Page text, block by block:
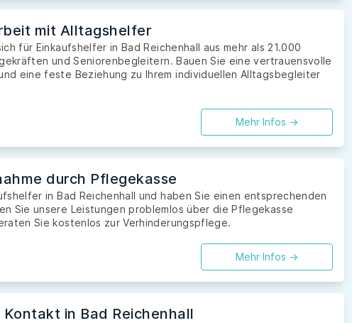
mit Alltagshelfer
für Einkaufshelfer in Bad Reichenhall aus mehr als 21.000
und Seniorenbegleitern. Bauen Sie eine vertrauensvolle
eine feste Beziehung zu Ihrem individuellen Alltagsbegleiter
Mehr Infos ->
durch Pflegekasse
in Bad Reichenhall und haben Sie einen entsprechenden
Sie unsere Leistungen problemlos über die Pflegekasse
Sie kostenlos zur Verhinderungspflege.
Mehr Infos ->
Kontakt in Bad Reichenhall